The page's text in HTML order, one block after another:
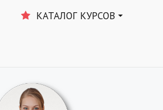
КАТАЛОГ КУРСОВ